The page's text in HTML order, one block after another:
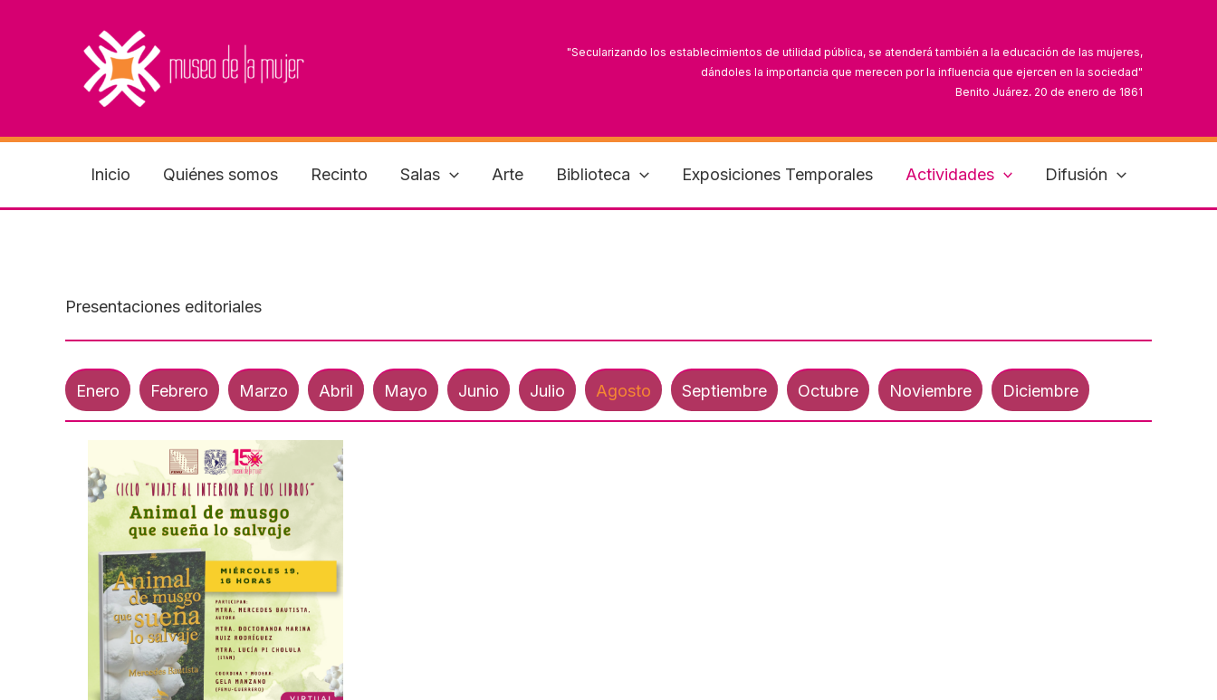
"Secularizando los establecimientos de utilidad pública, se atenderá también a la educación de las mujeres,
dándoles la importancia que merecen por la influencia que ejercen en la sociedad"
Benito Juárez, 20 de enero de 1861
Inicio Quiénes somos Recinto Salas Arte Biblioteca Exposiciones Temporales Actividades Difusión
Presentaciones editoriales
Enero Febrero Marzo Abril Mayo Junio Julio Agosto Septiembre Octubre Noviembre Diciembre